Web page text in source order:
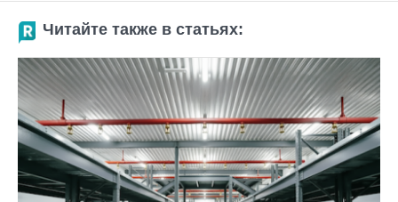
Читайте также в статьях: